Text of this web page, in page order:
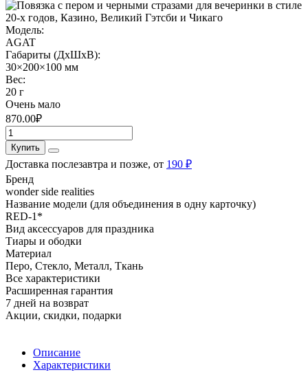
Модель:
AGAT
Габариты (ДхШхВ):
30×200×100 мм
Вес:
20 г
Очень мало
870.00₽
Купить
Доставка послезавтра и позже, от 190 ₽
Бренд
wonder side realities
Название модели (для объединения в одну карточку)
RED-1*
Вид аксессуаров для праздника
Тиары и ободки
Материал
Перо, Стекло, Металл, Ткань
Все характеристики
Расширенная гарантия
7 дней на возврат
Акции, скидки, подарки
Описание
Характеристики